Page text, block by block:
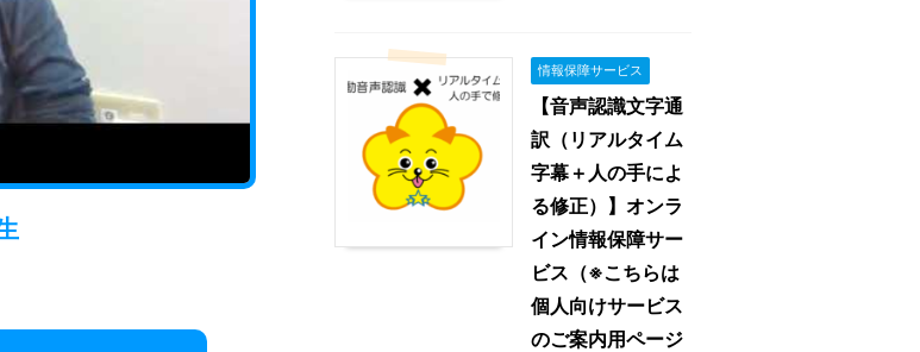
情報保障サービス
【音声認識文字通
訳（リアルタイム
字幕＋人の手によ
る修正）】オンラ
イン情報保障サー
ビス（※こちらは
個人向けサービス
のご案内用ページ